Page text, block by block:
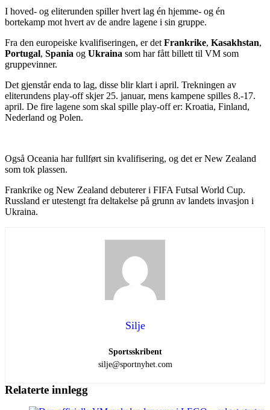
I hoved- og eliterunden spiller hvert lag én hjemme- og én
bortekamp mot hvert av de andre lagene i sin gruppe.
Fra den europeiske kvalifiseringen, er det Frankrike, Kasakhstan,
Portugal, Spania og Ukraina som har fått billett til VM som
gruppevinner.
Det gjenstår enda to lag, disse blir klart i april. Trekningen av
eliterundens play-off skjer 25. januar, mens kampene spilles 8.-17.
april. De fire lagene som skal spille play-off er: Kroatia, Finland,
Nederland og Polen.
Også Oceania har fullført sin kvalifisering, og det er New Zealand
som tok plassen.
Frankrike og New Zealand debuterer i FIFA Futsal World Cup.
Russland er utestengt fra deltakelse på grunn av landets invasjon i
Ukraina.
Silje
Sportsskribent
silje@sportnyhet.com
Relaterte innlegg